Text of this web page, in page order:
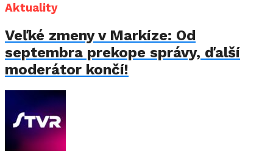
Aktuality
Veľké zmeny v Markíze: Od
septembra prekope správy, ďalší
moderátor končí!